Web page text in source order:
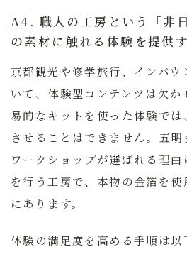
A4. 職人の工房という「非
の素材に触れる体験を提供
京都観光や修学旅行、インバ
いて、体験型コンテンツは欠
易的なキットを使った体験で
させることはできません。 五明
ワークショップが選ばれる理
を行う工房で、本物の金箔を
にあります。
体験の満足度を高める手順は以